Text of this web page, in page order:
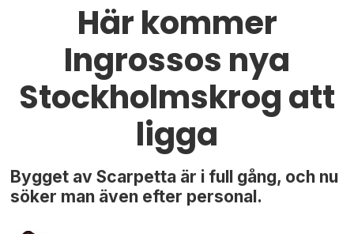
Här kommer
Ingrossos nya
Stockholmskrog att
ligga
Bygget av Scarpetta är i full gång, och nu
söker man även efter personal.